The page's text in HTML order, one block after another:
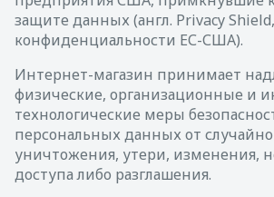
защите данных (англ. Privacy
конфиденциальности ЕС-США).
Интернет-магазин принимает
физические, организационные и
технологические меры
персональных данных от
уничтожения, утери, изменения,
доступа либо разглашения.